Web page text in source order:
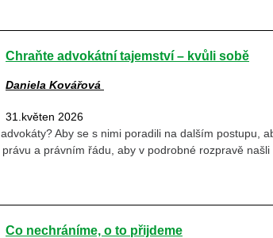
Chraňte advokátní tajemství – kvůli sobě
Daniela Kovářová
31.květen 2026
Aby se s nimi poradili na dalším postupu,
a právním řádu, aby v podrobné rozpravě
Co nechráníme, o to přijdeme